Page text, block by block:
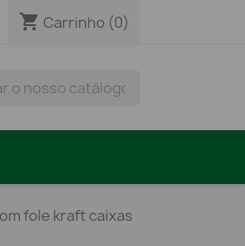
shopping_cart Carrinho (0)
fole kraft caixas